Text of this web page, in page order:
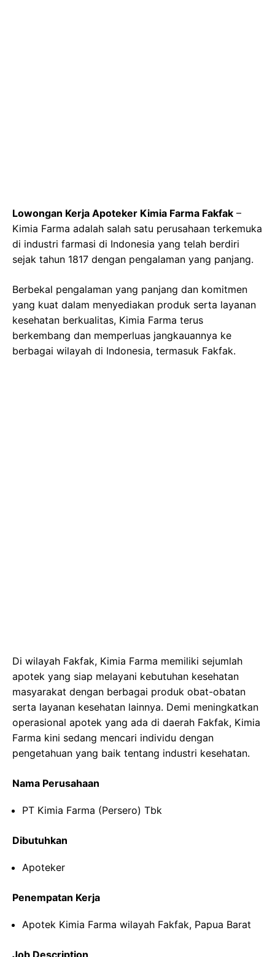
Lowongan Kerja Apoteker Kimia Farma Fakfak –
Kimia Farma adalah salah satu perusahaan terkemuka
di industri farmasi di Indonesia yang telah berdiri
sejak tahun 1817 dengan pengalaman yang panjang.
Berbekal pengalaman yang panjang dan komitmen
yang kuat dalam menyediakan produk serta layanan
kesehatan berkualitas, Kimia Farma terus
berkembang dan memperluas jangkauannya ke
berbagai wilayah di Indonesia, termasuk Fakfak.
Di wilayah Fakfak, Kimia Farma memiliki sejumlah
apotek yang siap melayani kebutuhan kesehatan
masyarakat dengan berbagai produk obat-obatan
serta layanan kesehatan lainnya. Demi meningkatkan
operasional apotek yang ada di daerah Fakfak, Kimia
Farma kini sedang mencari individu dengan
pengetahuan yang baik tentang industri kesehatan.
Nama Perusahaan
PT Kimia Farma (Persero) Tbk
Dibutuhkan
Apoteker
Penempatan Kerja
Apotek Kimia Farma wilayah Fakfak, Papua Barat
Job Description